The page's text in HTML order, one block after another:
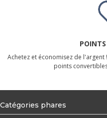
Achetez et économisez de
points
Catégories phares